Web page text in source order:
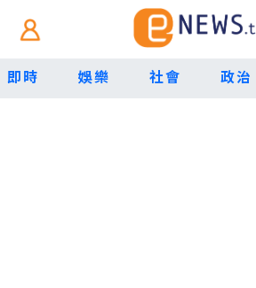
即時 娛樂 社會 政治